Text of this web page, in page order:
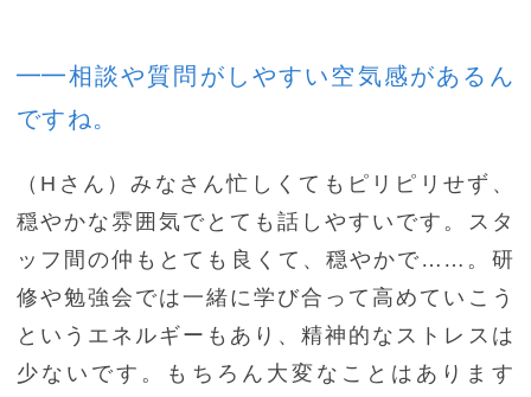
━━相談や質問がしやすい空気感があるん
ですね。
（Hさん）みなさん忙しくてもピリピリせず、
穏やかな雰囲気でとても話しやすいです。スタ
ッフ間の仲もとても良くて、穏やかで……。研
修や勉強会では一緒に学び合って高めていこう
というエネルギーもあり、精神的なストレスは
少ないです。もちろん大変なことはあります